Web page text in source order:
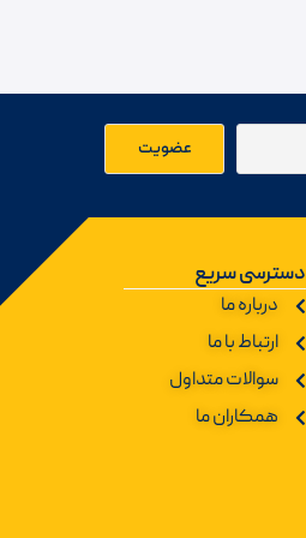
دسترسی سریع
درباره ما
ارتباط با ما
سوالات متداول
همکاران ما